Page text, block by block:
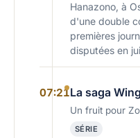
Hanazono, à
d'une double
premières
disputées en
07:21La saga
Un fruit pour
SÉRIE